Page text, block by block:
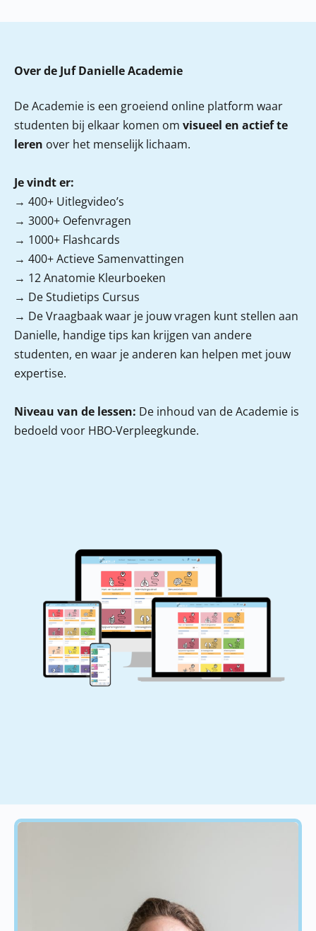
Over de Juf Danielle Academie
De Academie is een groeiend online platform waar
studenten bij elkaar komen om visueel en actief te
leren over het menselijk lichaam.
Je vindt er:
→ 400+ Uitlegvideo’s
→ 3000+ Oefenvragen
→ 1000+ Flashcards
→ 400+ Actieve Samenvattingen
→ 12 Anatomie Kleurboeken
→ De Studietips Cursus
→ De Vraagbaakwaar je jouw vragen kunt stellen aan
Danielle, handige tips kan krijgen van andere
studenten, en waar je anderen kan helpen met jouw
expertise.
Niveau van de lessen: De inhoud van de Academie is
bedoeld voor HBO-Verpleegkunde.